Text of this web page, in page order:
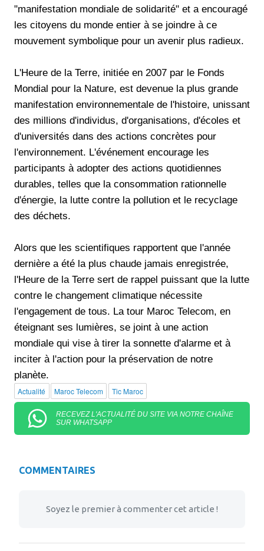
"manifestation mondiale de solidarité" et a encouragé
les citoyens du monde entier à se joindre à ce
mouvement symbolique pour un avenir plus radieux.
L'Heure de la Terre, initiée en 2007 par le Fonds
Mondial pour la Nature, est devenue la plus grande
manifestation environnementale de l'histoire, unissant
des millions d'individus, d'organisations, d'écoles et
d'universités dans des actions concrètes pour
l'environnement. L'événement encourage les
participants à adopter des actions quotidiennes
durables, telles que la consommation rationnelle
d'énergie, la lutte contre la pollution et le recyclage
des déchets.
Alors que les scientifiques rapportent que l'année
dernière a été la plus chaude jamais enregistrée,
l'Heure de la Terre sert de rappel puissant que la lutte
contre le changement climatique nécessite
l'engagement de tous. La tour Maroc Telecom, en
éteignant ses lumières, se joint à une action
mondiale qui vise à tirer la sonnette d'alarme et à
inciter à l'action pour la préservation de notre
planète.
Actualité Maroc Telecom Tic Maroc
RECEVEZ L'ACTUALITÉ DU SITE VIA NOTRE CHAÎNE
SUR WHATSAPP
COMMENTAIRES
Soyez le premier à commenter cet article !